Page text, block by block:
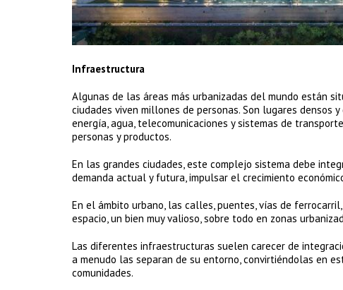
Infraestructura
Algunas de las áreas más urbanizadas del mundo están
ciudades viven millones de personas. Son lugares
energía, agua, telecomunicaciones y sistemas de
personas y productos.
En las grandes ciudades, este complejo sistema debe
demanda actual y futura, impulsar el crecimiento
En el ámbito urbano, las calles, puentes, vías de
espacio, un bien muy valioso, sobre todo en zonas
Las diferentes infraestructuras suelen carecer de
a menudo las separan de su entorno, convirtiéndolas en
comunidades.